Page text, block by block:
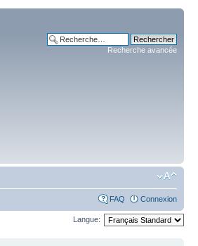
Recherche avancée
FAQ Connexion
Langue: